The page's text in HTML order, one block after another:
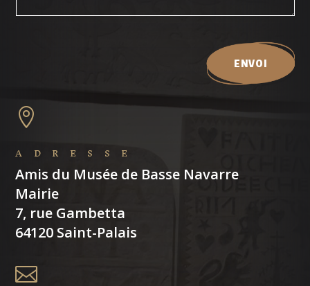
ENVOI

ADRESSE
Amis du Musée de Basse Navarre
Mairie
7, rue Gambetta
64120 Saint-Palais
